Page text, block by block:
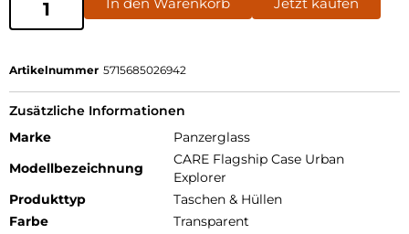
Artikelnummer 5715685026942
Zusätzliche Informationen
Marke
Panzerglass
Modellbezeichnung
CARE Flagship Case Urban
Explorer
Produkttyp
Taschen & Hüllen
Farbe
Transparent